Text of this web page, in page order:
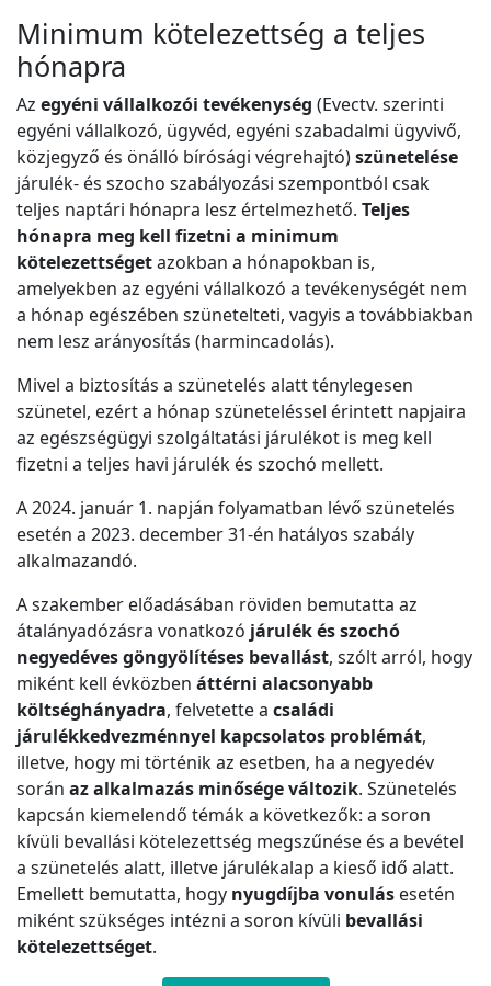
Minimum kötelezettség a teljes
hónapra
Az egyéni vállalkozói tevékenység (Evectv. szerinti
egyéni vállalkozó, ügyvéd, egyéni szabadalmi ügyvivő,
közjegyző és önálló bírósági végrehajtó)szünetelése
járulék- és szocho szabályozási szempontból csak
teljes naptári hónapra lesz értelmezhető. Teljes
hónapra meg kell fizetni a minimum
kötelezettségetazokban a hónapokban is,
amelyekben az egyéni vállalkozó a tevékenységét nem
a hónap egészében szünetelteti, vagyis a továbbiakban
nem lesz arányosítás (harmincadolás).
Mivel a biztosítás a szünetelés alatt ténylegesen
szünetel, ezért a hónap szüneteléssel érintett napjaira
az egészségügyi szolgáltatási járulékot is meg kell
fizetni a teljes havi járulék és szochó mellett.
A 2024. január 1. napján folyamatban lévő szünetelés
esetén a 2023. december 31-én hatályos szabály
alkalmazandó.
A szakember előadásában röviden bemutatta az
átalányadózásra vonatkozó járulék és szochó
negyedéves göngyölítéses bevallást, szólt arról, hogy
miként kell évközben áttérni alacsonyabb
költséghányadra, felvetette a családi
járulékkedvezménnyel kapcsolatos problémát,
illetve, hogy mi történik az esetben, ha a negyedév
során az alkalmazás minősége változik. Szünetelés
kapcsán kiemelendő témák a következők: a soron
kívüli bevallási kötelezettség megszűnése és a bevétel
a szünetelés alatt, illetve járulékalap a kieső idő alatt.
Emellett bemutatta, hogy nyugdíjba vonulás esetén
miként szükséges intézni a soron kívüli bevallási
kötelezettséget.